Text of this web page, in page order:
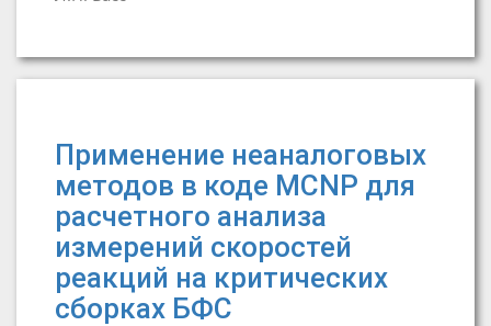
Применение неаналоговых
методов в коде MCNP для
расчетного анализа
измерений скоростей
реакций на критических
сборках БФС